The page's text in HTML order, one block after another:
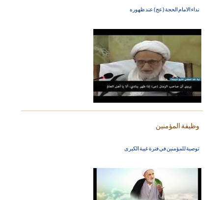
نداء الامام الحجة (عج) عند ظهوره
وظيفة المؤمنين
توصية للمؤمنين في فترة غيبة الكبرى